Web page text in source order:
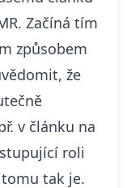
Začíná tím
způsobem
že
v článku na
roli
tak je.